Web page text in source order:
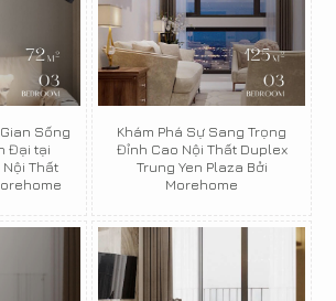
Sống
Đại tại
Nội Thất
Khám Phá Sự Sang Trọng
Đỉnh Cao Nội Thất Duplex
Trung Yen Plaza Bởi
Morehome